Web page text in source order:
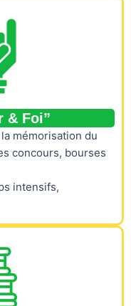
& Foi”
mémorisation du
concours, bourses
intensifs,